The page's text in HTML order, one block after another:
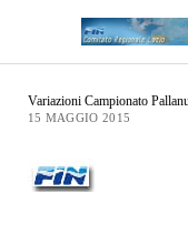
Variazioni Campionato
15 MAGGIO 2015